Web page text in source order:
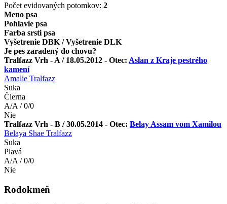
Počet evidovaných potomkov: 2
Meno psa
Pohlavie psa
Farba srsti psa
Vyšetrenie DBK / Vyšetrenie DLK
Je pes zaradený do chovu?
Tralfazz Vrh - A / 18.05.2012 - Otec: Aslan z Kraje pestrého
kamení
Amalie Tralfazz
Suka
Čierna
A/A / 0/0
Nie
Tralfazz Vrh - B / 30.05.2014 - Otec: Belay Assam vom Xamilou
Belaya Shae Tralfazz
Suka
Plavá
A/A / 0/0
Nie
Rodokmeň